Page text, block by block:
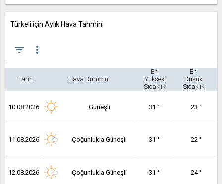
Türkeli için Aylık Hava Tahmini
filter_list more_vert
Tarih Hava Durumu
En
Yüksek
Sıcaklık
En
Düşük
Sıcaklık
10.08.2026 Güneşli 31 ° 23 °
11.08.2026 Çoğunlukla Güneşli 31 ° 22 °
12.08.2026 Çoğunlukla Güneşli 31 ° 24 °